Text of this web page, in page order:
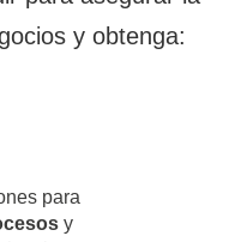
y obtenga:
para
y